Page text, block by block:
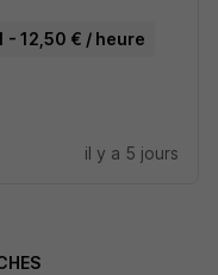
- 12,50 € / heure
il y a 5 jours